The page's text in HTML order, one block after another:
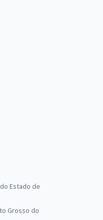
Estado de
Grosso do